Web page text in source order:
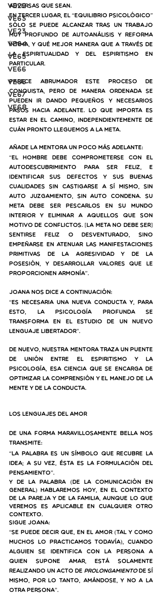
VE22
VE63
VE23
VE64
VE65
VE66
ve66
VE67
VE68
adversas que sean.
En tercer lugar, el “equilibrio psicológico”
sólo se puede alcanzar tras un trabajo
muy profundo de autoanálisis y reforma
íntima, y qué mejor manera que a través de
la espiritualidad y del Espiritismo en
particular.
Parece abrumador este proceso de
conquista, pero de manera ordenada se
pueden ir dando pequeños y necesarios
pasos hacia adelante. Lo que importa es
estar en el camino, independientemente de
cuán pronto lleguemos a la meta.
Añade la mentora un poco más adelante:
“El hombre debe comprometerse con el
autodescubrimiento para ser feliz, e
identificar sus defectos y sus buenas
cualidades sin castigarse a sí mismo, sin
auto juzgamiento, sin auto condena. Su
meta debe ser pescarlos en su mundo
interior y eliminar a aquellos que son
motivo de conflictos. [La meta no debe ser]
sentirse feliz o desventurado, sino
empeñarse en atenuar las manifestaciones
primitivas de la agresividad y de la
posesión, y desarrollar valores que le
proporcionen armonía”.
Joana nos dice a continuación:
“Es necesaria una nueva conducta y, para
esto, la Psicología profunda se
transforma en el estudio de un nuevo
lenguaje libertador”.
De nuevo, nuestra mentora traza un puente
de unión entre el Espiritismo y la
Psicología, esa ciencia que se encarga de
optimizar la comprensión y el manejo de la
mente y de la conducta.
Los lenguajes del amor
De una forma maravillosamente bella nos
transmite:
“La palabra es un símbolo que recubre la
idea; a su vez, ésta es la formulación del
pensamiento”.
Y de la palabra (de la comunicación en
general) hablaremos hoy, en el contexto
de la pareja y de la familia, aunque lo que
veremos es aplicable en cualquier otro
contexto.
Sigue Joana:
“Se puede decir que, en el amor (tal y como
muchos lo practicamos todavía), cuando
alguien se identifica con la persona a
quien supone amar, está solamente
realizando un acto de prolongamiento de sí
mismo, por lo tanto, amándose, y no a la
otra persona”.